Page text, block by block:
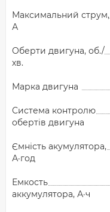
Максимальний струм,
А
Оберти двигуна, об./
хв.
Марка двигуна
Система контролю
обертів двигуна
Ємність акумулятора,
А·год
Емкость
аккумулятора, А·ч